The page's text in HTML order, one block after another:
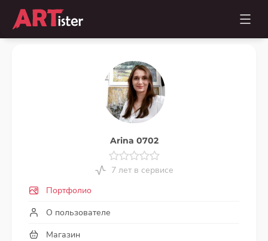
Arina 0702
7 лет в сервисе
Портфолио
О пользователе
Магазин